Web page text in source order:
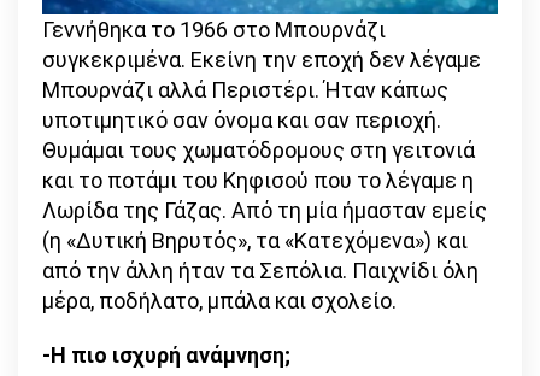
Γεννήθηκα το 1966 στο Μπουρνάζι
συγκεκριμένα. Εκείνη την εποχή δεν λέγαμε
Μπουρνάζι αλλά Περιστέρι. Ήταν κάπως
υποτιμητικό σαν όνομα και σαν περιοχή.
Θυμάμαι τους χωματόδρομους στη γειτονιά
και το ποτάμι του Κηφισού που το λέγαμε η
Λωρίδα της Γάζας. Από τη μία ήμασταν εμείς
(η «Δυτική Βηρυτός», τα «Κατεχόμενα») και
από την άλλη ήταν τα Σεπόλια. Παιχνίδι όλη
μέρα, ποδήλατο, μπάλα και σχολείο.
-Η πιο ισχυρή ανάμνηση;